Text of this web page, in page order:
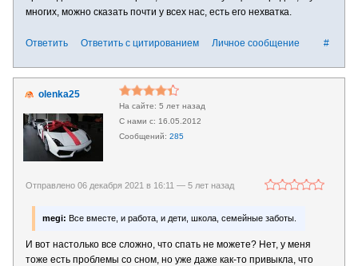
многих, можно сказать почти у всех нас, есть его нехватка.
#
Ответить Ответить с цитированием Личное сообщение
olenka25
5 лет назад
16.05.2012
285
Отправлено 06 декабря 2021 в 16:11 — 5 лет назад
megi: Все вместе, и работа, и дети, школа, семейные заботы.
И вот настолько все сложно, что спать не можете? Нет, у меня
тоже есть проблемы со сном, но уже даже как-то привыкла, что